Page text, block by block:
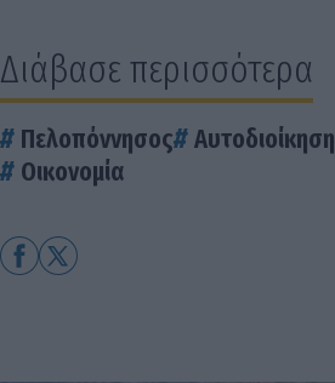
Διάβασε περισσότερα
Πελοπόννησος Αυτοδιοίκηση
Οικονομία